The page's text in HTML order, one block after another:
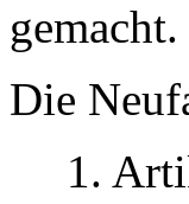
gemacht.
Die
1.